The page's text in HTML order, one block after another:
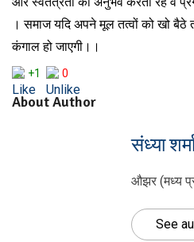
। समाज यदि अपने मूल तत्वों को खो बैठे
कंगाल हो जाएगी।।
+1 0
About Author
संध्या
औझर (मध्य
See